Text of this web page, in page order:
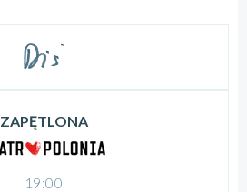
ZAPĘTLONA
19:00